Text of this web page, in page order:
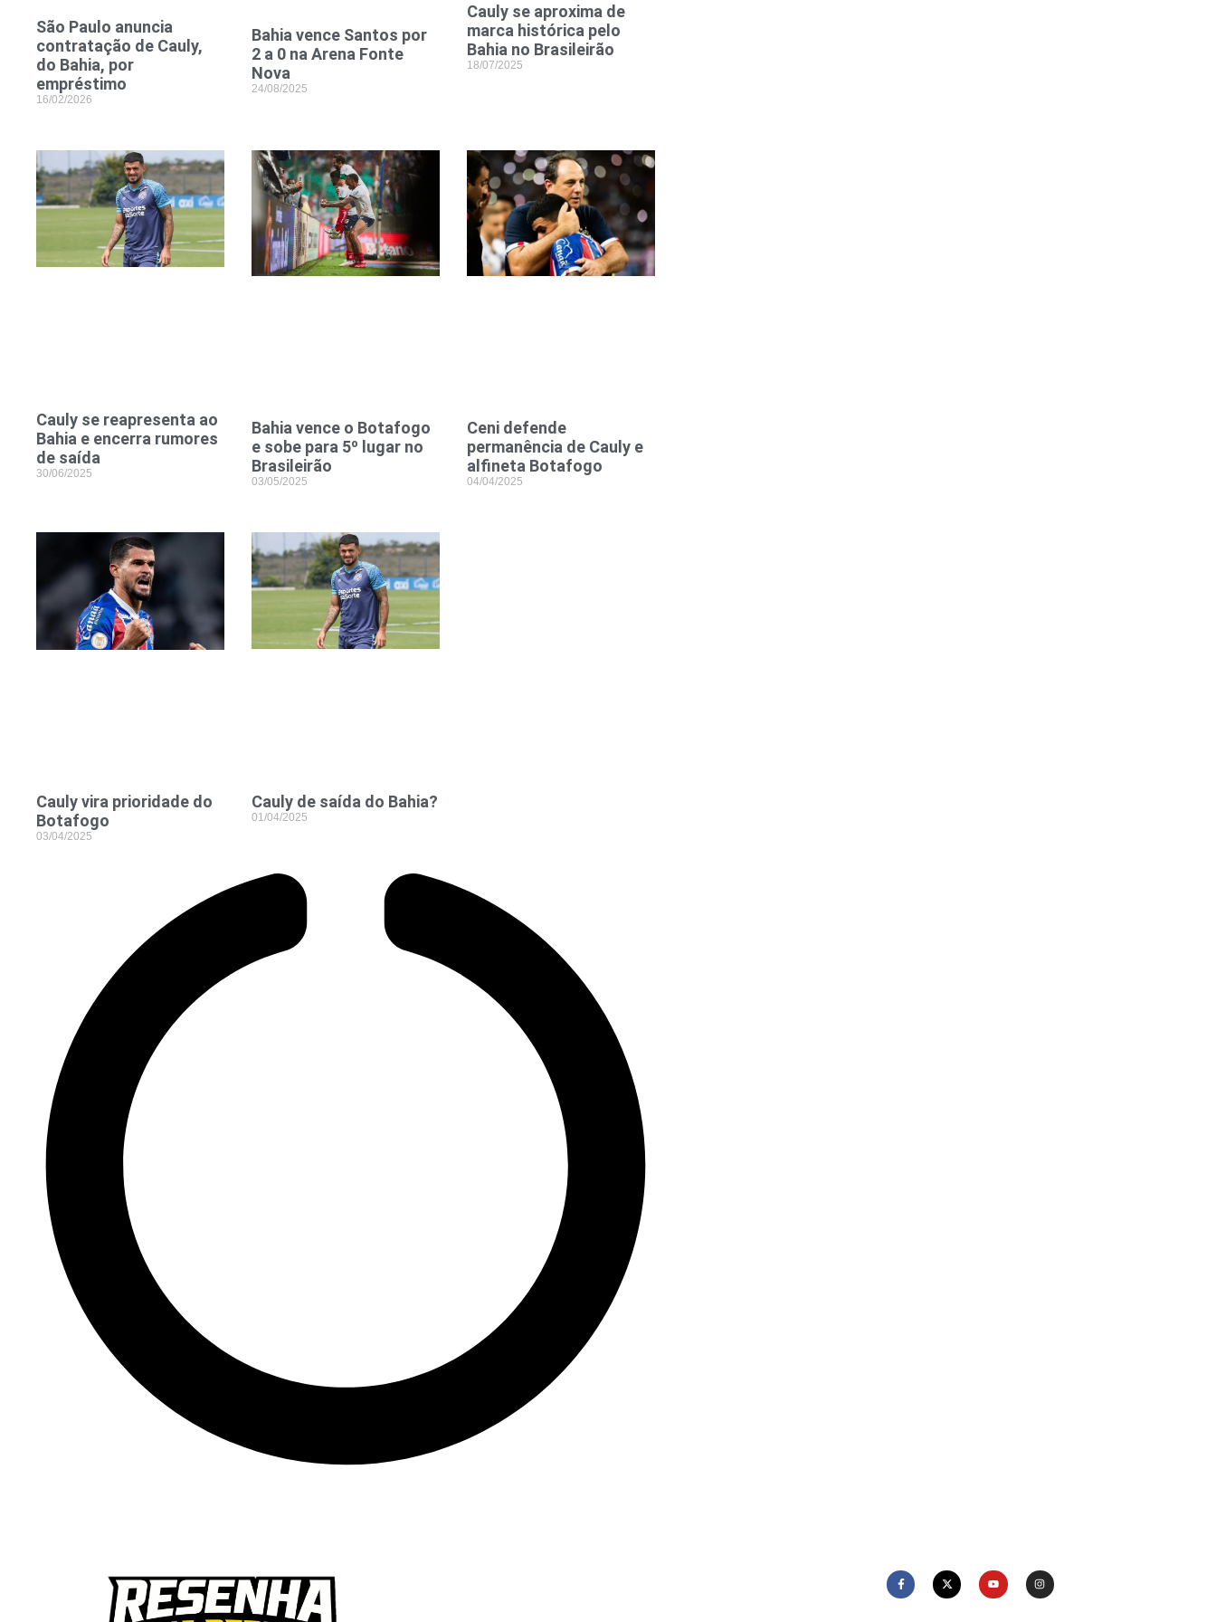
São Paulo anuncia
contratação de Cauly,
do Bahia, por
empréstimo
16/02/2026
Bahia vence Santos por
2 a 0 na Arena Fonte
Nova
24/08/2025
Cauly se aproxima de
marca histórica pelo
Bahia no Brasileirão
18/07/2025
Cauly se reapresenta ao
Bahia e encerra rumores
de saída
30/06/2025
Bahia vence o Botafogo
e sobe para 5º lugar no
Brasileirão
03/05/2025
Ceni defende
permanência de Cauly e
alfineta Botafogo
04/04/2025
Cauly vira prioridade do
Botafogo
03/04/2025
Cauly de saída do Bahia?
01/04/2025